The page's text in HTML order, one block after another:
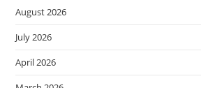
August 2026
July 2026
April 2026